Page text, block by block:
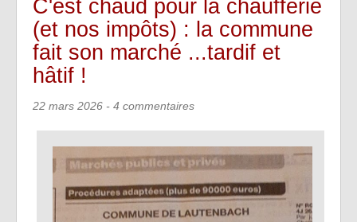
C'est chaud pour la chaufferie
(et nos impôts) : la commune
fait son marché ...tardif et
hâtif !
22 mars 2026 - 4 commentaires